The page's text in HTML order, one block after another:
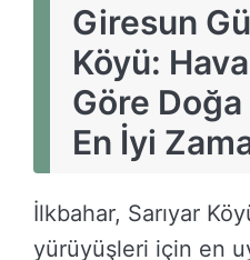
Giresun
Köyü:
Göre
En İyi
İlkbahar, Sarıyar
yürüyüşleri için en